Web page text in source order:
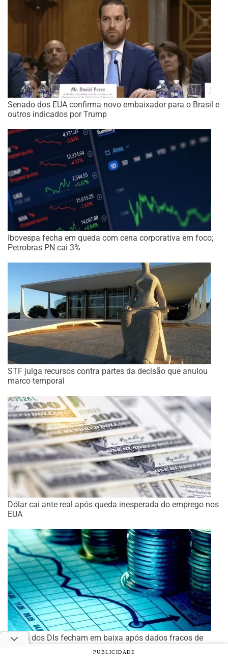
Senado dos EUA confirma novo embaixador para o Brasil e
outros indicados por Trump
Ibovespa fecha em queda com cena corporativa em foco;
Petrobras PN cai 3%
STF julga recursos contra partes da decisão que anulou
marco temporal
Dólar cai ante real após queda inesperada do emprego nos
EUA
Taxas dos DIs fecham em baixa após dados fracos de
emprego nos EUA
PUBLICIDADE